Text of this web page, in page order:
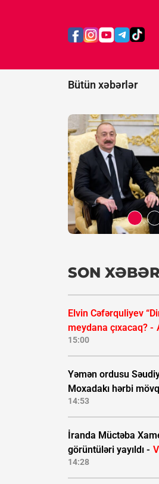
Bütün xəbərlər
praktiki
keçib -
RƏY
SON
Elvin Cəfərquliyev
meydana çıxacaq? -
15:00
Yəmən ordusu
Moxadakı hərbi
14:53
İranda Müctəba
görüntüləri yayıldı -
14:28